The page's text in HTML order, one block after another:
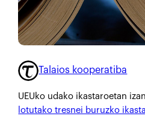
Talaios kooperatiba
UEUko udako ikastaroetan
lotutako tresnei buruzko